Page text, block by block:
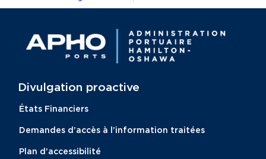
Divulgation proactive​
États Financiers
Demandes d’accès à l’information traitées
Plan d’accessibilité